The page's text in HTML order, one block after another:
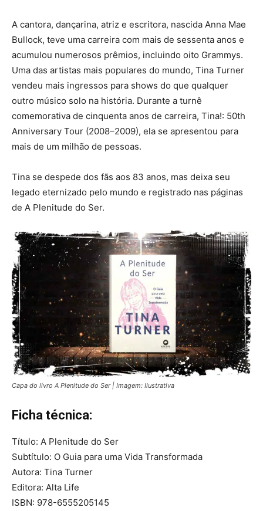
A cantora, dançarina, atriz e escritora, nascida Anna Mae
Bullock, teve uma carreira com mais de sessenta anos e
acumulou numerosos prêmios, incluindo oito Grammys.
Uma das artistas mais populares do mundo, Tina Turner
vendeu mais ingressos para shows do que qualquer
outro músico solo na história. Durante a turnê
comemorativa de cinquenta anos de carreira, Tina!: 50th
Anniversary Tour (2008–2009), ela se apresentou para
mais de um milhão de pessoas.
Tina se despede dos fãs aos 83 anos, mas deixa seu
legado eternizado pelo mundo e registrado nas páginas
de A Plenitude do Ser.
Capa do livro A Plenitude do Ser | Imagem: Ilustrativa
Ficha técnica:
Título: A Plenitude do Ser
Subtítulo: O Guia para uma Vida Transformada
Autora: Tina Turner
Editora: Alta Life
ISBN: 978-6555205145